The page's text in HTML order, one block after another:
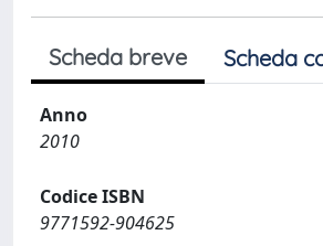
Scheda breve Scheda
Anno
2010
Codice ISBN
9771592-904625